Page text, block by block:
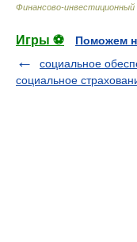
Финансово-инвестиционный
Игры ⚽
Поможем
социальное
социальное